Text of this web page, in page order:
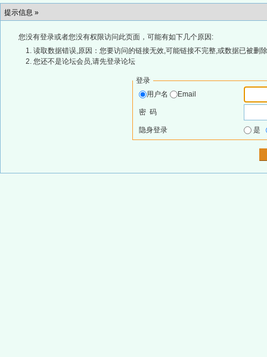
提示信息 »
您没有登录或者您没有权限访问此页面，可能有如下几个原因:
读取数据错误,原因：您要访问的链接无效,可能链接不完整,或数据已被删
您还不是论坛会员,请先登录论坛
登录
用户名
Email
密 码
隐身登录 是